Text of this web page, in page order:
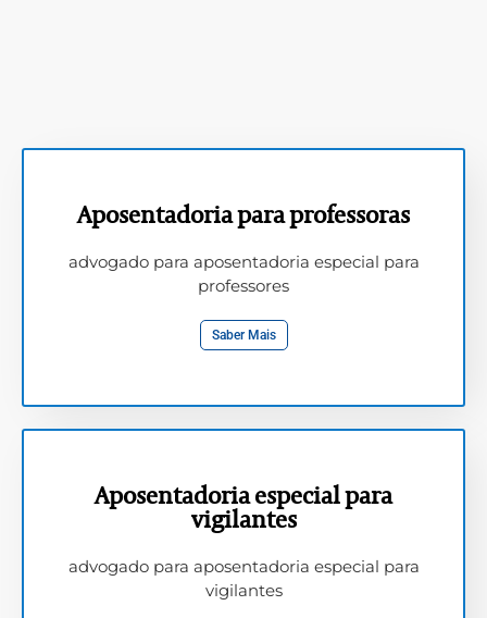
Aposentadoria para professoras
advogado para aposentadoria especial para
professores
Saber Mais
Aposentadoria especial para
vigilantes
advogado para aposentadoria especial para
vigilantes